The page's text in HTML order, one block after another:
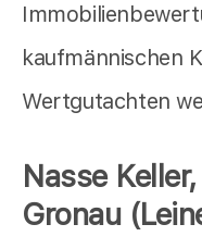
kaufmännischen
Wertgutachten
Nasse
Gronau